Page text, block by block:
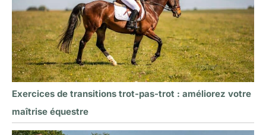
Exercices de transitions trot-pas-trot : améliorez votre
maîtrise équestre